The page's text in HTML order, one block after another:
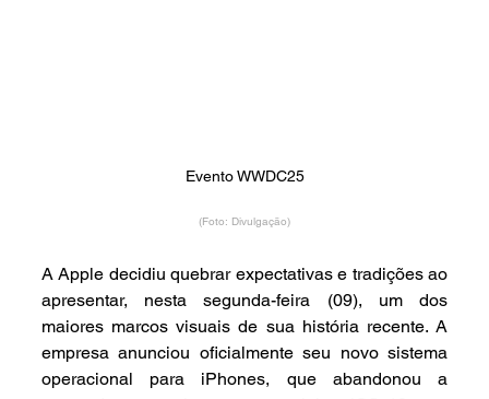
Evento WWDC25
(Foto: Divulgação)
A Apple decidiu quebrar expectativas e tradições ao
apresentar, nesta segunda-feira (09), um dos
maiores marcos visuais de sua história recente. A
empresa anunciou oficialmente seu novo sistema
operacional para iPhones, que abandonou a